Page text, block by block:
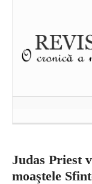
Judas Priest
moaştele